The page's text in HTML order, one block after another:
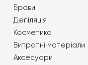
Брови
Депіляція
Косметика
Витратні матеріали
Аксесуари